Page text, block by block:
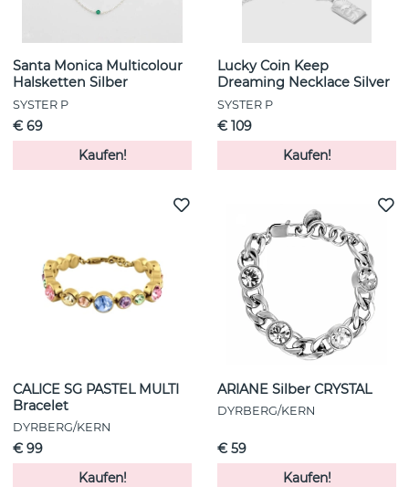
Santa Monica Multicolour
Halsketten Silber
SYSTER P
€ 69
Kaufen!
Lucky Coin Keep
Dreaming Necklace Silver
SYSTER P
€ 109
Kaufen!
CALICE SG PASTEL MULTI
Bracelet
DYRBERG/KERN
€ 99
Kaufen!
ARIANE Silber CRYSTAL
DYRBERG/KERN
€ 59
Kaufen!